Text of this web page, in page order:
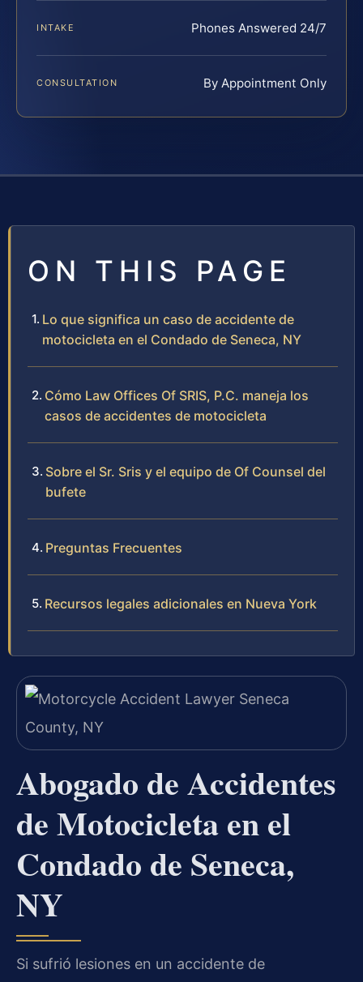
INTAKE Phones Answered 24/7
CONSULTATION By Appointment Only
ON THIS PAGE
Lo que significa un caso de accidente de
motocicleta en el Condado de Seneca, NY
Cómo Law Offices Of SRIS, P.C. maneja los
casos de accidentes de motocicleta
Sobre el Sr. Sris y el equipo de Of Counsel del
bufete
Preguntas Frecuentes
Recursos legales adicionales en Nueva York
Abogado de Accidentes
de Motocicleta en el
Condado de Seneca,
NY
Si sufrió lesiones en un accidente de